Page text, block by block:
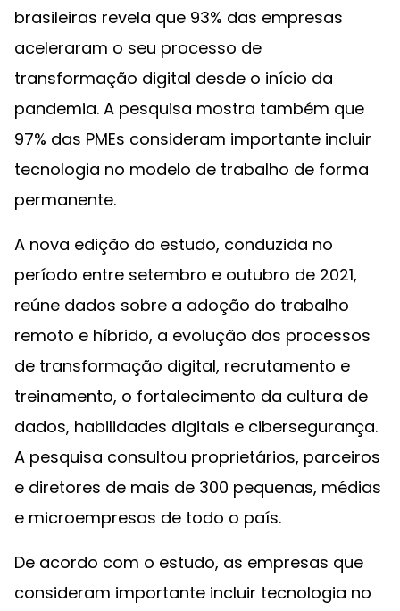
brasileiras revela que 93% das empresas
aceleraram o seu processo de
transformação digital desde o início da
pandemia. A pesquisa mostra também que
97% das PMEs consideram importante incluir
tecnologia no modelo de trabalho de forma
permanente.
A nova edição do estudo, conduzida no
período entre setembro e outubro de 2021,
reúne dados sobre a adoção do trabalho
remoto e híbrido, a evolução dos processos
de transformação digital, recrutamento e
treinamento, o fortalecimento da cultura de
dados, habilidades digitais e cibersegurança.
A pesquisa consultou proprietários, parceiros
e diretores de mais de 300 pequenas, médias
e microempresas de todo o país.
De acordo com o estudo, as empresas que
consideram importante incluir tecnologia no